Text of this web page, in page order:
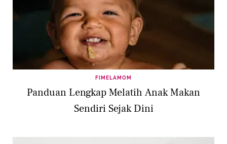
FIMELAMOM
Panduan Lengkap Melatih Anak Makan
Sendiri Sejak Dini